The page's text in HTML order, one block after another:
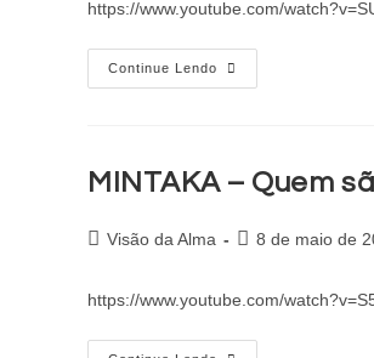
https://www.youtube.com/
Continue Lendo
MINTAKA – Quem
Visão da Alma 8 de maio de
https://www.youtube.com/